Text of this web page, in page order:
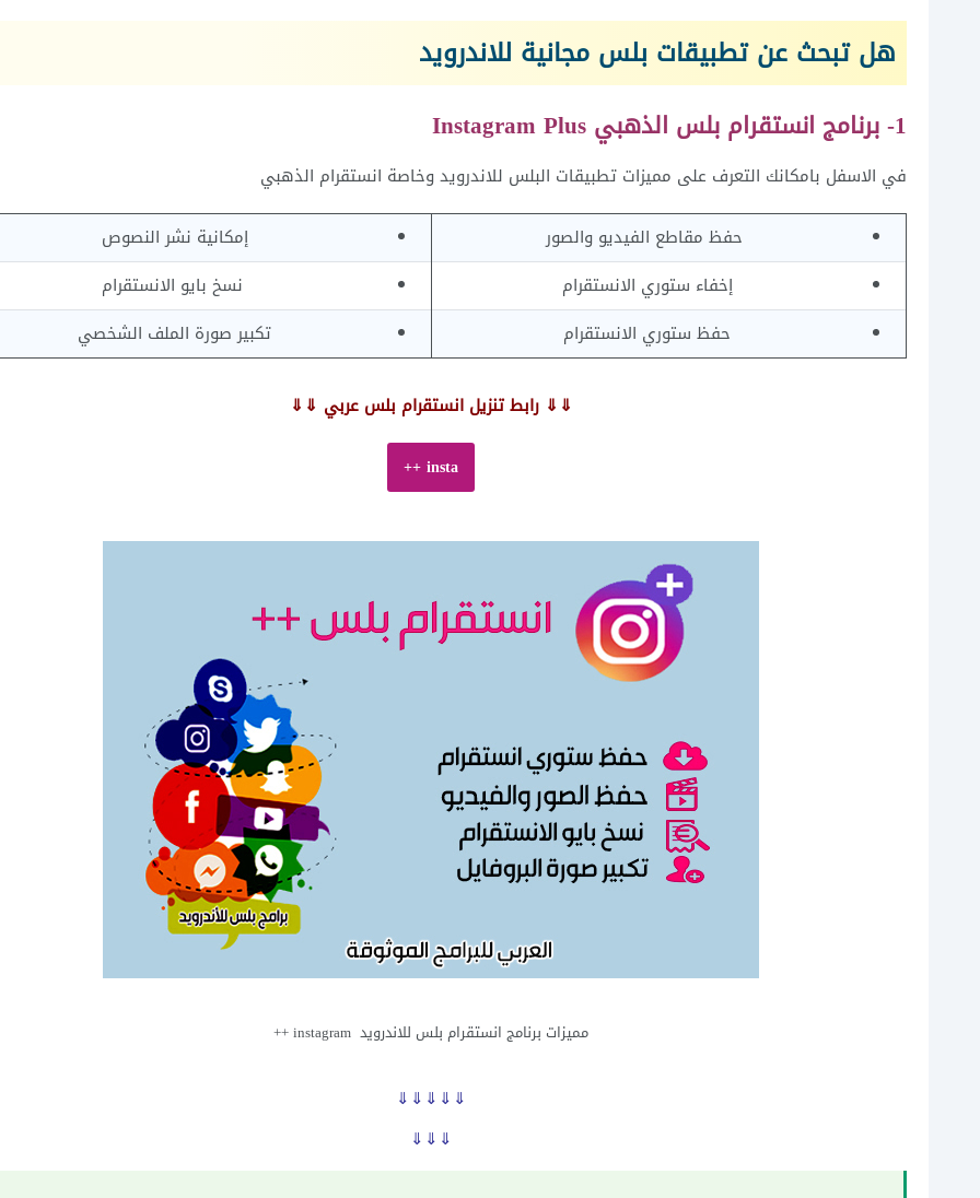
هل تبحث عن تطبيقات بلس مجانية للاندرويد
1- برنامج انستقرام بلس الذهبي Instagram Plus
في الاسفل بامكانك التعرف على مميزات تطبيقات البلس للاندرويد وخاصة انستقرام الذهبي
حفظ مقاطع الفيديو والصور
إمكانية نشر النصوص
إخفاء ستوري الانستقرام
نسخ بايو الانستقرام
حفظ ستوري الانستقرام
تكبير صورة الملف الشخصي
⇓⇓ رابط تنزيل انستقرام بلس عربي ⇓⇓
insta ++
مميزات برنامج انستقرام بلس للاندرويد instagram ++
⇓⇓⇓⇓⇓
⇓⇓⇓